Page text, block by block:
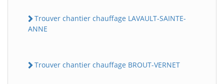
Trouver chantier chauffage LAVAULT-SAINTE-
ANNE
Trouver chantier chauffage BROUT-VERNET